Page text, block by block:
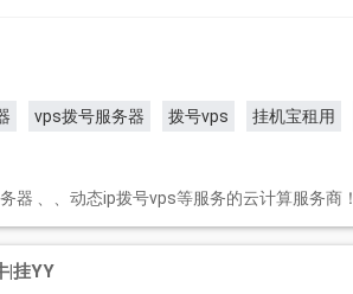
vps拨号服务器 拨号vps 挂机宝租用
、、动态ip拨号vps等服务的云计算服务商！
|挂YY